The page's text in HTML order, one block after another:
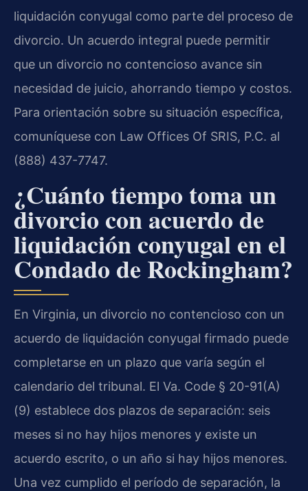
liquidación conyugal como parte del proceso de
divorcio. Un acuerdo integral puede permitir
que un divorcio no contencioso avance sin
necesidad de juicio, ahorrando tiempo y costos.
Para orientación sobre su situación específica,
comuníquese con Law Offices Of SRIS, P.C. al
(888) 437-7747.
¿Cuánto tiempo toma un
divorcio con acuerdo de
liquidación conyugal en el
Condado de Rockingham?
En Virginia, un divorcio no contencioso con un
acuerdo de liquidación conyugal firmado puede
completarse en un plazo que varía según el
calendario del tribunal. El Va. Code § 20-91(A)
(9) establece dos plazos de separación: seis
meses si no hay hijos menores y existe un
acuerdo escrito, o un año si hay hijos menores.
Una vez cumplido el período de separación, la